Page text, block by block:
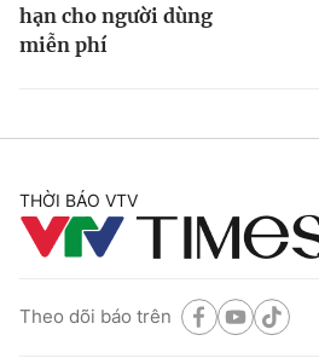
hạn cho người dùng
miễn phí
THỜI BÁO VTV
Theo dõi báo trên